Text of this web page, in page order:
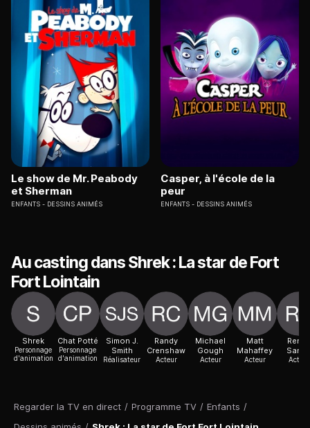
Regarder la TV en direct / Programme TV / Enfants /
Le show de Mr. Peabody
et Sherman
ENFANTS DESSINS ANIMÉS
Casper, à l'école de la
peur
ENFANTS DESSINS ANIMÉS
Au casting dans Shrek : La star de Fort
Fort Lointain
Shrek
Personnage
d'animation
Chat Potté
Personnage
d'animation
Simon J.
Smith
Réalisateur
Randy
Crenshaw
Acteur
Michael
Gough
Acteur
Matt
Mahaffey
Acteur Acteur